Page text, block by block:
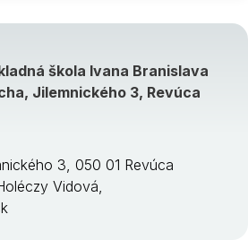
škola Ivana Branislava
Jilemnického 3, Revúca
3, 050 01 Revúca
Vidová,